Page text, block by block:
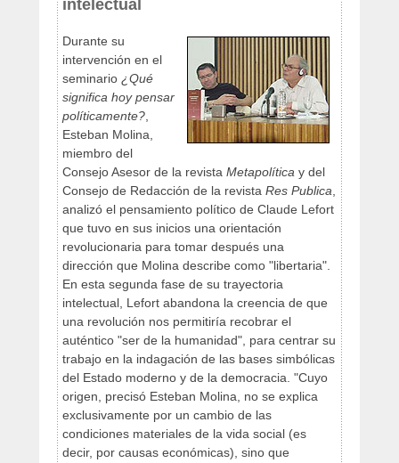
intelectual
Durante su
intervención en el
seminario ¿Qué
significa hoy pensar
políticamente?
Esteban Molina,
miembro del
Consejo Asesor de la revista Metapolítica y del
Consejo de Redacción de la revista Res Publica
analizó el pensamiento político de Claude Lefort
que tuvo en sus inicios una orientación
revolucionaria para tomar después una
dirección que Molina describe como "libertaria".
En esta segunda fase de su trayectoria
intelectual, Lefort abandona la creencia de que
una revolución nos permitiría recobrar el
auténtico "ser de la humanidad", para centrar su
trabajo en la indagación de las bases simbólicas
del Estado moderno y de la democracia. "Cuyo
origen, precisó Esteban Molina, no se explica
exclusivamente por un cambio de las
condiciones materiales de la vida social (es
decir, por causas económicas), sino que